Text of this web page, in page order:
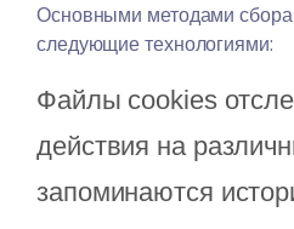
Основными методами
следующие технологиями:
Файлы cookies
действия на
запоминаются